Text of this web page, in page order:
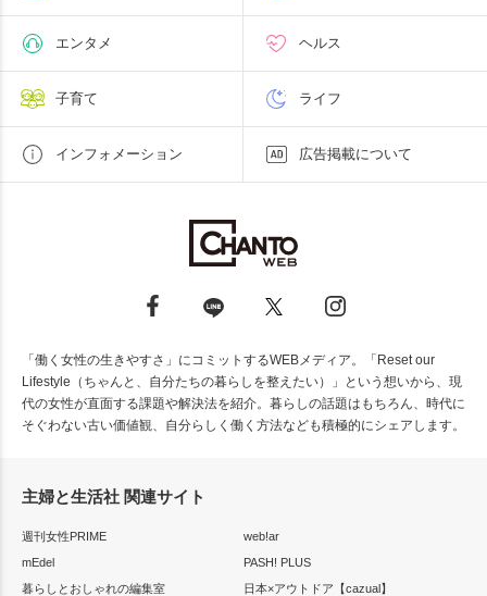
エンタメ ヘルス
子育て ライフ
インフォメーション 広告掲載について
「働く女性の生きやすさ」にコミットするWEBメディア。「Reset our
Lifestyle（ちゃんと、自分たちの暮らしを整えたい）」という想いから、現
代の女性が直面する課題や解決法を紹介。暮らしの話題はもちろん、時代に
そぐわない古い価値観、自分らしく働く方法なども積極的にシェアします。
主婦と生活社 関連サイト
週刊女性PRIME
web!ar
mEdel
PASH! PLUS
暮らしとおしゃれの編集室
日本×アウトドア【cazual】